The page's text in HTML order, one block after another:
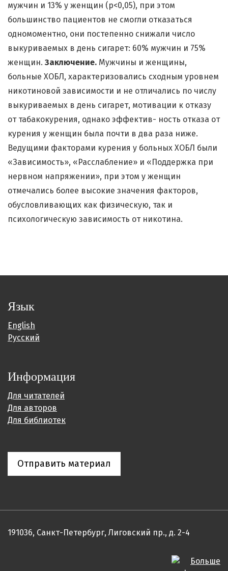
мужчин и 13% у женщин (р<0,05), при этом
большинство пациентов не смогли отказаться
одномоментно, они постепенно снижали число
выкуриваемых в день сигарет: 60% мужчин и 75%
женщин. Заключение. Мужчины и женщины,
больные ХОБЛ, характеризовались сходным уровнем
никотиновой зависимости и не отличались по числу
выкуриваемых в день сигарет, мотивации к отказу
от табакокурения, однако эффектив- ность отказа от
курения у женщин была почти в два раза ниже.
Ведущими факторами курения у больных ХОБЛ были
«Зависимость», «Расслабление» и «Поддержка при
нервном напряжении», при этом у женщин
отмечались более высокие значения факторов,
обусловливающих как физическую, так и
психологическую зависимость от никотина.
Язык
English
Русский
Информация
Для читателей
Для авторов
Для библиотек
Отправить материал
191036, Санкт-Петербург, Лиговский пр., д. 2-4